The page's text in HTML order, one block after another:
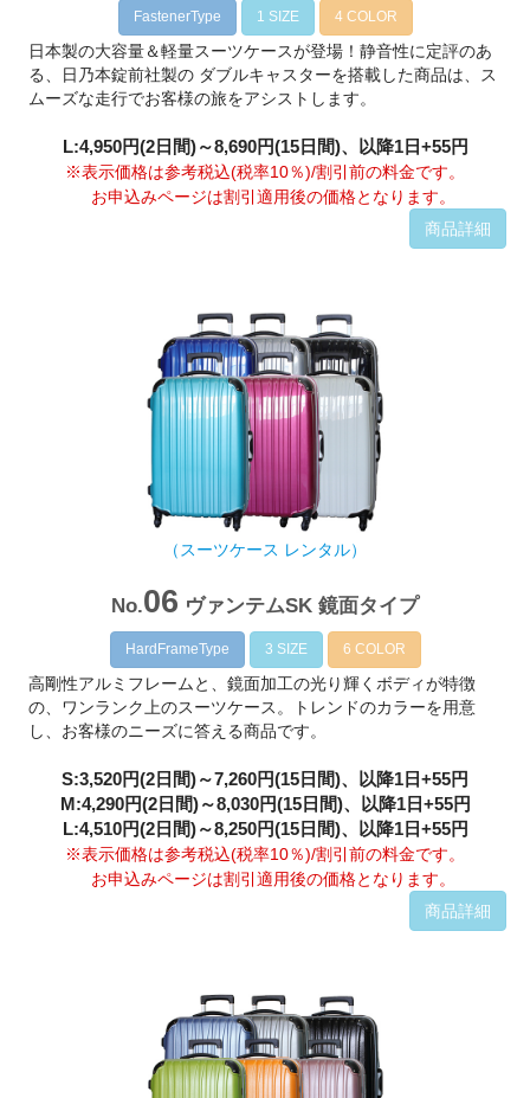
FastenerType 1 SIZE 4 COLOR
日本製の大容量＆軽量スーツケースが登場！静音性に定評のあ
る、日乃本錠前社製の ダブルキャスターを搭載した商品は、ス
ムーズな走行でお客様の旅をアシストします。
L:4,950円(2日間)～8,690円(15日間)、以降1日+55円
※表示価格は参考税込(税率10％)/割引前の料金です。
お申込みページは割引適用後の価格となります。
商品詳細
（スーツケース レンタル）
No.06 ヴァンテムSK 鏡面タイプ
HardFrameType 3 SIZE 6 COLOR
高剛性アルミフレームと、鏡面加工の光り輝くボディが特徴
の、ワンランク上のスーツケース。トレンドのカラーを用意
し、お客様のニーズに答える商品です。
S:3,520円(2日間)～7,260円(15日間)、以降1日+55円
M:4,290円(2日間)～8,030円(15日間)、以降1日+55円
L:4,510円(2日間)～8,250円(15日間)、以降1日+55円
※表示価格は参考税込(税率10％)/割引前の料金です。
お申込みページは割引適用後の価格となります。
商品詳細